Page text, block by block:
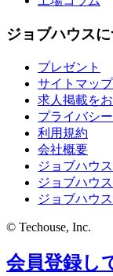
ジョブハウス
プレゼント
サイトマップ
求人掲載を
プライバシ
利用規約
会社概要
ジョブハウ
ジョブハウ
ジョブハウ
© Techouse, Inc.
会員登録し